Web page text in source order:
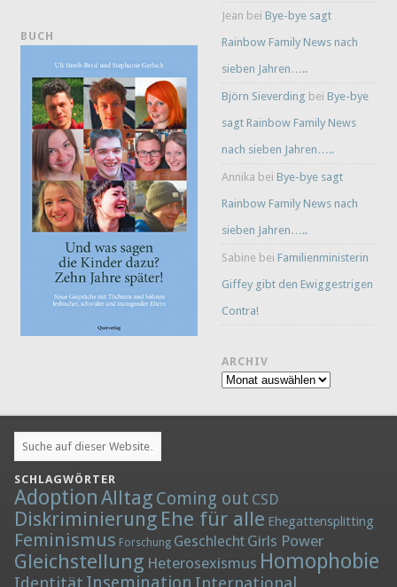
BUCH
Jean bei Bye-bye sagt
Rainbow Family News nach
sieben Jahren…..
Björn Sieverding bei Bye-bye
sagt Rainbow Family News
nach sieben Jahren…..
Annika bei Bye-bye sagt
Rainbow Family News nach
sieben Jahren…..
Sabine bei Familienministerin
Giffey gibt den Ewiggestrigen
Contra!
ARCHIV
Archiv
SCHLAGWÖRTER
AdoptionAlltag Coming out CSD
Diskriminierung Ehe für alle Ehegattensplitting
Feminismus Forschung Geschlecht Girls Power
Gleichstellung Heterosexismus Homophobie
Identität Insemination International